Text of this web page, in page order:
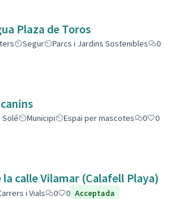
Plaza de Toros
Segur Parcs i Jardins Sostenibles
0
Solé Municipi Espai per mascotes 0
0
calle Vilamar (Calafell Playa)
i Vials 0 0 Acceptada